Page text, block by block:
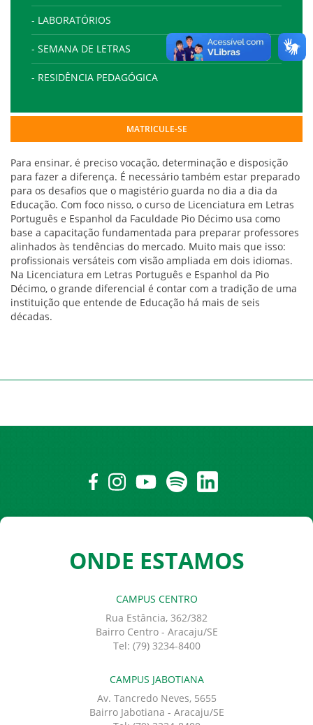
- LABORATÓRIOS
- SEMANA DE LETRAS
- RESIDÊNCIA PEDAGÓGICA
MATRICULE-SE
Para ensinar, é preciso vocação, determinação e disposição
para fazer a diferença. É necessário também estar preparado
para os desafios que o magistério guarda no dia a dia da
Educação. Com foco nisso, o curso de Licenciatura em Letras
Português e Espanhol da Faculdade Pio Décimo usa como
base a capacitação fundamentada para preparar professores
alinhados às tendências do mercado. Muito mais que isso:
profissionais versáteis com visão ampliada em dois idiomas.
Na Licenciatura em Letras Português e Espanhol da Pio
Décimo, o grande diferencial é contar com a tradição de uma
instituição que entende de Educação há mais de seis
décadas.
ONDE ESTAMOS
CAMPUS CENTRO
Rua Estância, 362/382
Bairro Centro - Aracaju/SE
Tel: (79) 3234-8400
CAMPUS JABOTIANA
Av. Tancredo Neves, 5655
Bairro Jabotiana - Aracaju/SE